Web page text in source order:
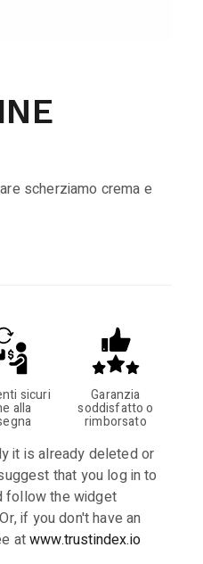
scherziamo crema e
sicuri
alla
Garanzia
soddisfatto o
rimborsato
it is already deleted or
that you log in to
follow the widget
if you don't have an
atwww.trustindex.io